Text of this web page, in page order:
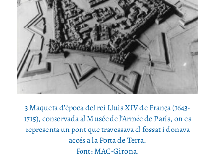
3 Maqueta d’època del rei Lluís XIV de França (1643-
1715), conservada al Musée de l’Armée de París, on es
representa un pont que travessava el fossat i donava
accés a la Porta de Terra.
Font: MAC-Girona.